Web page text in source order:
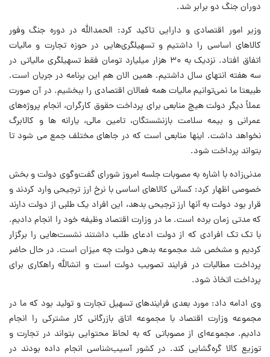
دوران جنگ دو برابر شد.
وزیر امور اقتصادی و دارایی تاکید کرد: الحمدالله در دوره جنگ وفور
کالاهای اساسی را داشتیم و تسهیلگری‌هایی در حوزه تجارت و مالیات
اتفاق افتاد. نزدیک به ۳۰ هزار میلیارد تومان فقط تسهیلگری مالیاتی در
سه هفته انتهای سال داشتیم. همین الان هم این برنامه در جریان است.
طبیعتا ما نمی‌توانیم مالیات همه فعالان اقتصادی را ببخشیم. در آن صورت
عملاً دیگر دولت هیچ منابعی برای پرداخت حقوق کارگران، انجام پروژه‌های
عمرانی و بیمه سلامت بازنشستگان، تامین مالی، یارانه ها و کالابرگ
نخواهد داشت. اینها منابعی است که در جاهای مختلف جمع می شود تا
بتواند پرداخت شود.
مدنی‌زاده با اشاره به مصوبات جلسه امروز شورای گفت‌وگوی دولت و بخش
خصوصی اظهار کرد: کسانی کالاهای اساسی با نرخ ارز ترجیحی وارد کردند و
قرار بود دولت به آنها ارز ترجیحی بدهد، این افراد یک طلبی از دولت دارند
که مدتی زمان برده است. ما در وزارت اقتصاد وظیفه خود را انجام دادیم.
با تک تک افرادی که از دولت ادعای طلب داشتند نشست‌هایی را برگزار
کردیم و مشخص شد مجموعه بدهی دولت چه میزان است. در حال حاضر
پرداخت مطالبات در فرایند تصویب دولت است و انشالله راهکاری برای
پرداخت اتخاذ شود.
وی ادامه داد: مورد بعدی فرایندهای تسهیل تجارت و تولید بود که ما در
مجموعه وزارت اقتصاد با مجموعه اتاق بازرگانی کار مشترکی را انجام
دادیم. مجموعه‌ای از مصوباتی که به لحاظ محتوایی بتواند در تجارت و
توزیع کالا گره‌گشایی کند. در کشور آسیب‌شناسی انجام داده بودند در